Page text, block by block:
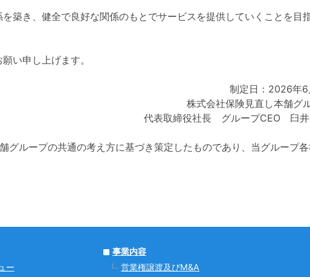
築き、健全で良好な関係のもとでサービスを提供していくことを目
い申し上げます。
制定日：2026年6
株式会社保険見直し本舗グ
代表取締役社長 グループCEO 臼
グループの共通の考え方に基づき策定したものであり、当グループ
ー
事業内容
営業権譲渡及びM&A